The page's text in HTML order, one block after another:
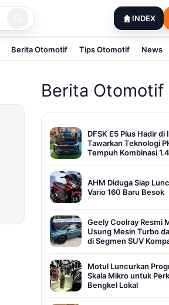
INDEX
Berita Otomotif Tips Otomotif News
Berita Otomotif
DFSK E5 Plus Hadir di
Tawarkan Teknologi
Tempuh Kombinasi
AHM Diduga Siap
Vario 160 Baru Besok
Geely Coolray Resmi
Usung Mesin Turbo
di Segmen SUV
Motul Luncurkan
Skala Mikro untuk
Bengkel Lokal